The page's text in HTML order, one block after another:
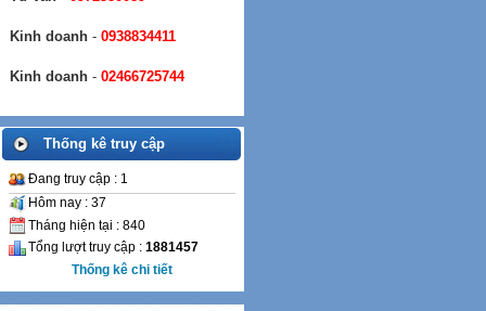
Kinh doanh - 0938834411
Kinh doanh - 02466725744
Thống kê truy cập
Đang truy cập : 1
Hôm nay : 37
Tháng hiện tại : 840
Tổng lượt truy cập : 1881457
Thống kê chi tiết